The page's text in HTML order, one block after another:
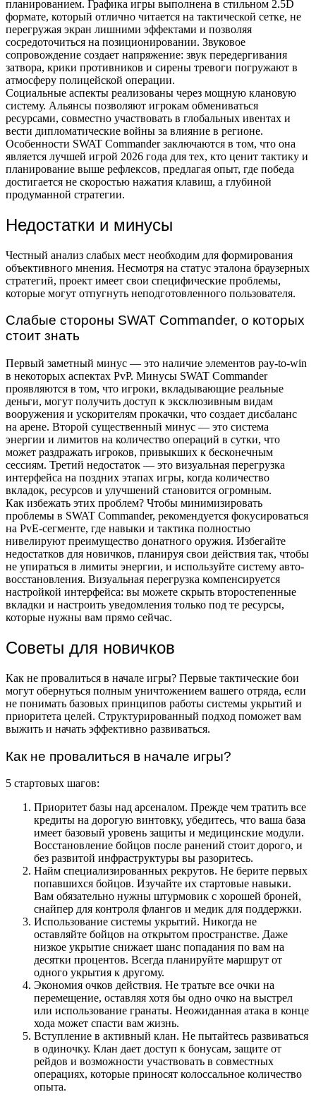
планированием. Графика игры выполнена в стильном 2.5D
формате, который отлично читается на тактической сетке, не
перегружая экран лишними эффектами и позволяя
сосредоточиться на позиционировании. Звуковое
сопровождение создает напряжение: звук передергивания
затвора, крики противников и сирены тревоги погружают в
атмосферу полицейской операции.
Социальные аспекты реализованы через мощную клановую
систему. Альянсы позволяют игрокам обмениваться
ресурсами, совместно участвовать в глобальных ивентах и
вести дипломатические войны за влияние в регионе.
Особенности SWAT Commander заключаются в том, что она
является лучшей игрой 2026 года для тех, кто ценит тактику и
планирование выше рефлексов, предлагая опыт, где победа
достигается не скоростью нажатия клавиш, а глубиной
продуманной стратегии.
Недостатки и минусы
Честный анализ слабых мест необходим для формирования
объективного мнения. Несмотря на статус эталона браузерных
стратегий, проект имеет свои специфические проблемы,
которые могут отпугнуть неподготовленного пользователя.
Слабые стороны SWAT Commander, о которых
стоит знать
Первый заметный минус — это наличие элементов pay-to-win
в некоторых аспектах PvP. Минусы SWAT Commander
проявляются в том, что игроки, вкладывающие реальные
деньги, могут получить доступ к эксклюзивным видам
вооружения и ускорителям прокачки, что создает дисбаланс
на арене. Второй существенный минус — это система
энергии и лимитов на количество операций в сутки, что
может раздражать игроков, привыкших к бесконечным
сессиям. Третий недостаток — это визуальная перегрузка
интерфейса на поздних этапах игры, когда количество
вкладок, ресурсов и улучшений становится огромным.
Как избежать этих проблем? Чтобы минимизировать
проблемы в SWAT Commander, рекомендуется фокусироваться
на PvE-сегменте, где навыки и тактика полностью
нивелируют преимущество донатного оружия. Избегайте
недостатков для новичков, планируя свои действия так, чтобы
не упираться в лимиты энергии, и используйте систему авто-
восстановления. Визуальная перегрузка компенсируется
настройкой интерфейса: вы можете скрыть второстепенные
вкладки и настроить уведомления только под те ресурсы,
которые нужны вам прямо сейчас.
Советы для новичков
Как не провалиться в начале игры? Первые тактические бои
могут обернуться полным уничтожением вашего отряда, если
не понимать базовых принципов работы системы укрытий и
приоритета целей. Структурированный подход поможет вам
выжить и начать эффективно развиваться.
Как не провалиться в начале игры?
5 стартовых шагов:
Приоритет базы над арсеналом. Прежде чем тратить все
кредиты на дорогую винтовку, убедитесь, что ваша база
имеет базовый уровень защиты и медицинские модули.
Восстановление бойцов после ранений стоит дорого, и
без развитой инфраструктуры вы разоритесь.
Найм специализированных рекрутов. Не берите первых
попавшихся бойцов. Изучайте их стартовые навыки.
Вам обязательно нужны штурмовик с хорошей броней,
снайпер для контроля флангов и медик для поддержки.
Использование системы укрытий. Никогда не
оставляйте бойцов на открытом пространстве. Даже
низкое укрытие снижает шанс попадания по вам на
десятки процентов. Всегда планируйте маршрут от
одного укрытия к другому.
Экономия очков действия. Не тратьте все очки на
перемещение, оставляя хотя бы одно очко на выстрел
или использование гранаты. Неожиданная атака в конце
хода может спасти вам жизнь.
Вступление в активный клан. Не пытайтесь развиваться
в одиночку. Клан дает доступ к бонусам, защите от
рейдов и возможности участвовать в совместных
операциях, которые приносят колоссальное количество
опыта.